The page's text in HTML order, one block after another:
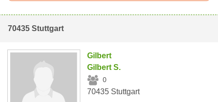
70435 Stuttgart
Gilbert
Gilbert S.
0
70435 Stuttgart